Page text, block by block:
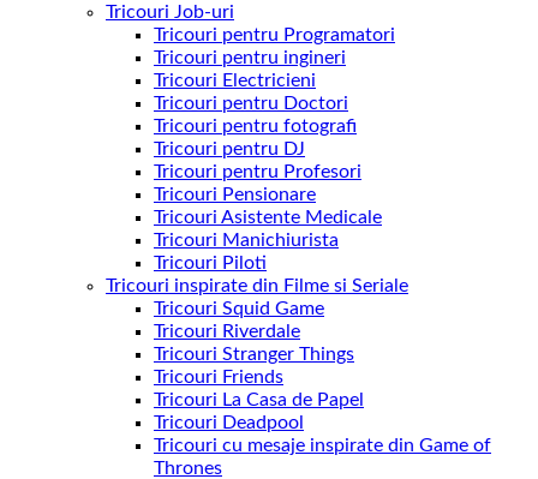
Tricouri Job-uri
Tricouri pentru Programatori
Tricouri pentru ingineri
Tricouri Electricieni
Tricouri pentru Doctori
Tricouri pentru fotografi
Tricouri pentru DJ
Tricouri pentru Profesori
Tricouri Pensionare
Tricouri Asistente Medicale
Tricouri Manichiurista
Tricouri Piloti
Tricouri inspirate din Filme si Seriale
Tricouri Squid Game
Tricouri Riverdale
Tricouri Stranger Things
Tricouri Friends
Tricouri La Casa de Papel
Tricouri Deadpool
Tricouri cu mesaje inspirate din Game of
Thrones